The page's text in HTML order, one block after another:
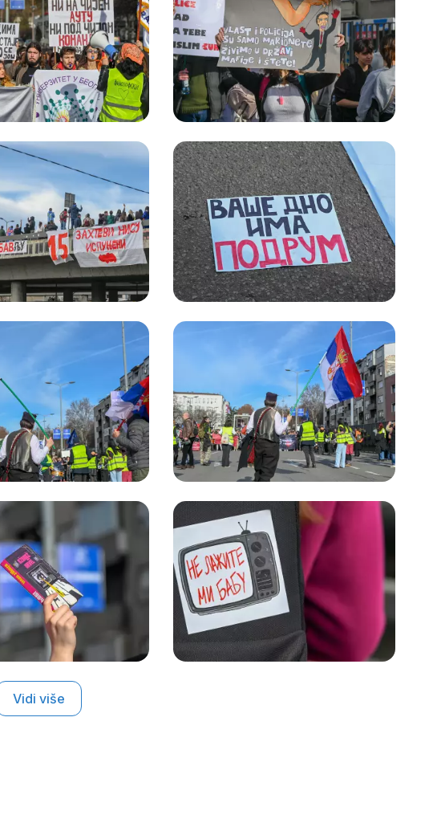
Vidi više